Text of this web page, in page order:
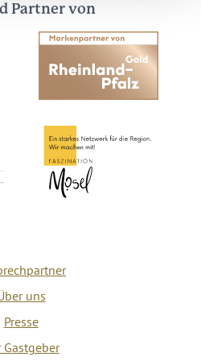
Partner von
uns
Presse
Gastgeber